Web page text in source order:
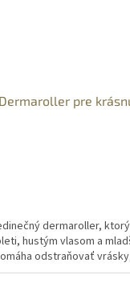
pre
dermaroller,
hustým vlasom a
odstraňovať